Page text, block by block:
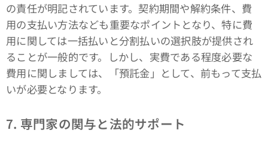
の責任が明記されています。契約期間や解約条件、費
用の支払い方法なども重要なポイントとなり、特に費
用に関しては一括払いと分割払いの選択肢が提供され
ることが一般的です。しかし、実費である程度必要な
費用に関しましては、「預託金」として、前もって支払
いが必要となります。
7. 専門家の関与と法的サポート